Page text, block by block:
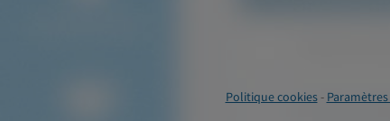
Politique cookies-